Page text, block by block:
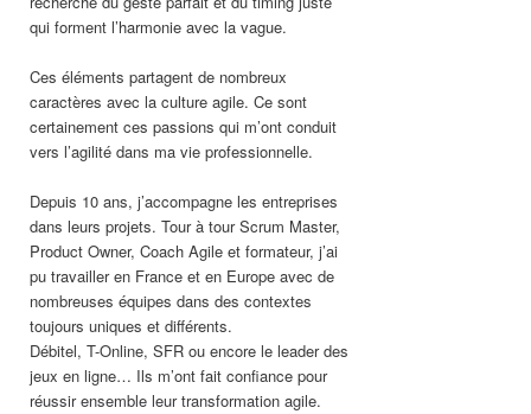
qui forment l’harmonie avec la vague.
Ces éléments partagent de nombreux
caractères avec la culture agile. Ce sont
certainement ces passions qui m’ont conduit
vers l’agilité dans ma vie professionnelle.
Depuis 10 ans, j’accompagne les entreprises
dans leurs projets. Tour à tour Scrum Master,
Product Owner, Coach Agile et formateur, j’ai
pu travailler en France et en Europe avec de
nombreuses équipes dans des contextes
toujours uniques et différents.
Débitel, T-Online, SFR ou encore le leader des
jeux en ligne… Ils m’ont fait confiance pour
réussir ensemble leur transformation agile.